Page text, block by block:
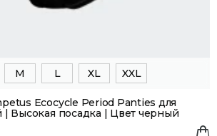
M L XL XXL
Ecocycle Period Panties для
| Высокая посадка | Цвет черный